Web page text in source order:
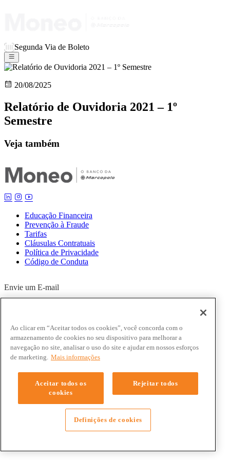
Segunda Via de Boleto
20/08/2025
Relatório de Ouvidoria 2021 – 1º
Semestre
Veja também
Educação Financeira
Prevenção à Fraude
Tarifas
Cláusulas Contratuais
Política de Privacidade
Código de Conduta
Envie um E-mail
Dias úteis, das 09h às 16h
Ouvidoria 0800 723 50 40
Fale sobre seu contrato pelo WhatsApp
Ao clicar em “Aceitar todos os cookies”, você concorda com o
armazenamento de cookies no seu dispositivo para melhorar a
navegação no site, analisar o uso do site e ajudar em nossos esforços
de marketing. Mais informações
Aceitar todos os
cookies
Rejeitar todos
Definições de cookies